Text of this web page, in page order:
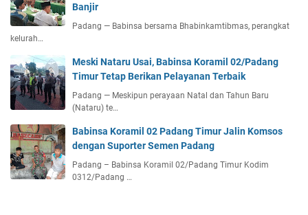
Banjir
Padang — Babinsa bersama Bhabinkamtibmas, perangkat
kelurah…
Meski Nataru Usai, Babinsa Koramil 02/Padang
Timur Tetap Berikan Pelayanan Terbaik
Padang — Meskipun perayaan Natal dan Tahun Baru
(Nataru) te…
Babinsa Koramil 02 Padang Timur Jalin Komsos
dengan Suporter Semen Padang
Padang – Babinsa Koramil 02/Padang Timur Kodim
0312/Padang …